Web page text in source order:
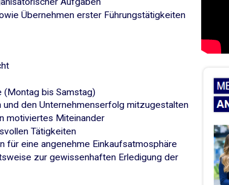
Übernehmen erster Führungstätigkeiten
(Montag bis Samstag)
und den Unternehmenserfolg mitzugestalten
motiviertes Miteinander
Tätigkeiten
für eine angenehme Einkaufsatmosphäre
zur gewissenhaften Erledigung der